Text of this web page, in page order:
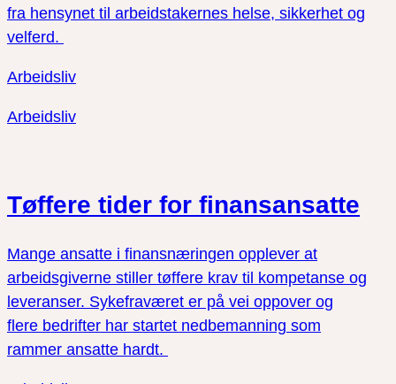
fra hensynet til arbeidstakernes helse, sikkerhet og
velferd.
Arbeidsliv
Arbeidsliv
Tøffere tider for finansansatte
Mange ansatte i finansnæringen opplever at
arbeidsgiverne stiller tøffere krav til kompetanse og
leveranser. Sykefraværet er på vei oppover og
flere bedrifter har startet nedbemanning som
rammer ansatte hardt.